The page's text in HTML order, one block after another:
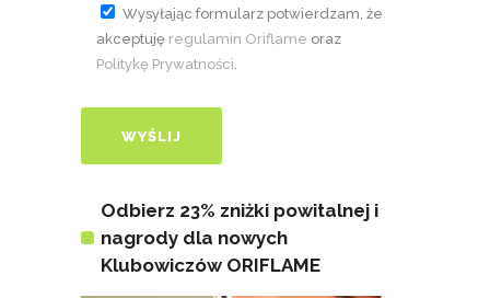
Wysyłając formularz potwierdzam, że
akceptuję regulamin Oriflame oraz
Politykę Prywatności
Odbierz 23% zniżki powitalnej i
nagrody dla nowych
Klubowiczów ORIFLAME